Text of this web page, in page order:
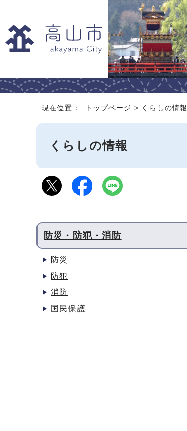
現在位置： トップページ > くらしの情報
くらしの情報
防災・防犯・消防
防災
防犯
消防
国民保護